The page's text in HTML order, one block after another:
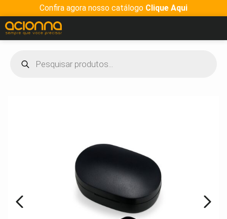
Confira agora nosso catálogo Clique Aqui